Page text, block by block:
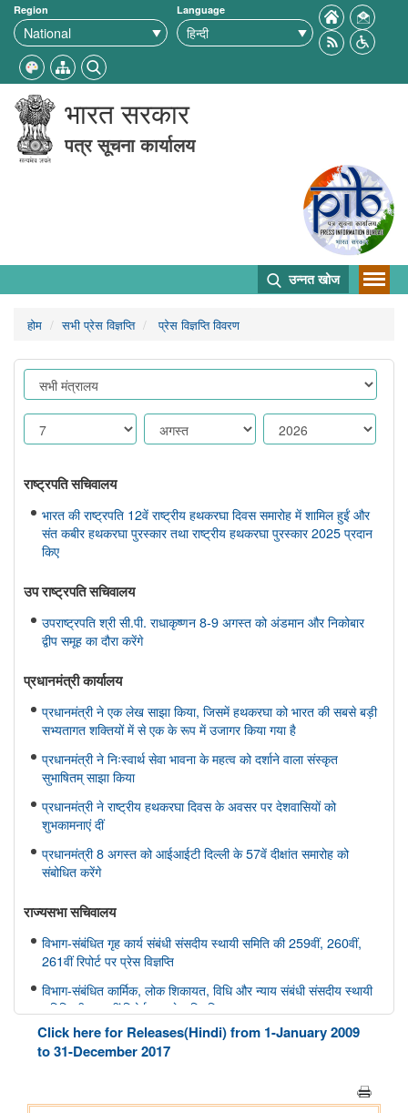
Region Language
भारत सरकार
पत्र सूचना कार्यालय
उन्नत खोज
होम सभी प्रेस विज्ञप्ति प्रेस विज्ञप्ति विवरण
राष्ट्रपति सचिवालय
भारत की राष्ट्रपति 12वें राष्ट्रीय हथकरघा दिवस समारोह में शामिल हुईं और
संत कबीर हथकरघा पुरस्कार तथा राष्ट्रीय हथकरघा पुरस्कार 2025 प्रदान
किए
उप राष्ट्रपति सचिवालय
उपराष्ट्रपति श्री सी.पी. राधाकृष्णन 8-9 अगस्त को अंडमान और निकोबार
द्वीप समूह का दौरा करेंगे
प्रधानमंत्री कार्यालय
प्रधानमंत्री ने एक लेख साझा किया, जिसमें हथकरघा को भारत की सबसे बड़ी
सभ्यतागत शक्तियों में से एक के रूप में उजागर किया गया है
प्रधानमंत्री ने निःस्वार्थ सेवा भावना के महत्व को दर्शाने वाला संस्कृत
सुभाषितम् साझा किया
प्रधानमंत्री ने राष्ट्रीय हथकरघा दिवस के अवसर पर देशवासियों को
शुभकामनाएं दीं
प्रधानमंत्री 8 अगस्त को आईआईटी दिल्ली के 57वें दीक्षांत समारोह को
संबोधित करेंगे
राज्यसभा सचिवालय
विभाग-संबंधित गृह कार्य संबंधी संसदीय स्थायी समिति की 259वीं, 260वीं,
261वीं रिपोर्ट पर प्रेस विज्ञप्ति
विभाग-संबंधित कार्मिक, लोक शिकायत, विधि और न्याय संबंधी संसदीय स्थायी
समिति की 166वीं रिपोर्ट पर प्रेस विज्ञप्ति
विभाग-संबंधित कार्मिक, लोक शिकायत, विधि और न्याय संबंधी संसदीय स्थायी
समिति की 165वीं रिपोर्ट पर प्रेस विज्ञप्ति
विभाग-संबंधित विज्ञान तथा प्रौद्योगिकी, पर्यावरण, वन और जलवायु परिवर्तन
संबंधी संसदीय स्थायी समिति की 412वीं रिपोर्ट पर प्रेस विज्ञप्ति
Click here for Releases(Hindi) from 1-January 2009
to 31-December 2017